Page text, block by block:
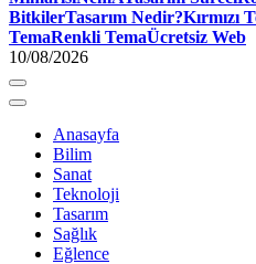
BitkilerTasarım Nedir?Kırmızı
TemaRenkli TemaÜcretsiz Web
10/08/2026
Anasayfa
Bilim
Sanat
Teknoloji
Tasarım
Sağlık
Eğlence